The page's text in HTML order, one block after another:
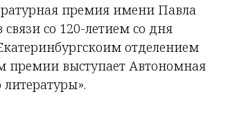
премия имени Павла
со 120-летием со дня
отделением
премии выступает Автономная